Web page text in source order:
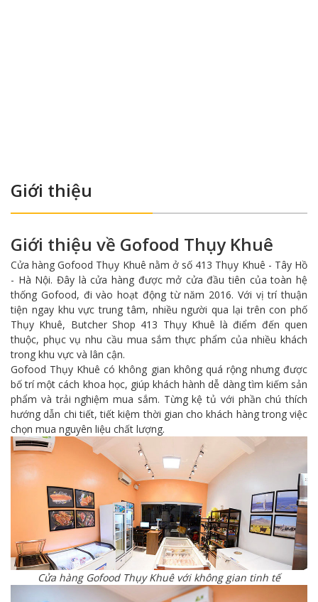
0899 583 699
Số 10, dãy B1, Phố Nguyễn Cảnh Dị, Phường Định
Công, Hà Nội
0898 592 699
GOFOOD NGUYỄN TUÂN
123 Nguyễn Tuân, Phường Thanh Xuân, Hà Nội
0355 128 456
GOFOOD SÀI ĐỒNG
101 Sài Đồng, Phường Phúc Lợi, Hà Nội
0961 684 696
GOFOOD VINHOMES SMART CITY
CH18 - Tòa I1, Imperia Smart City, Phường Tây Mỗ, Hà
0867 945 099
GOFOOD NGỌC LÂM
Chân cầu vượt Nguyễn Thế Rục - Hồng Tiến
Giới thiệu
Giới thiệu về Gofood Thụy Khuê
Cửa hàng Gofood Thụy Khuê nằm ở số 413 Thụy Khuê - Tây Hồ
- Hà Nội. Đây là cửa hàng được mở cửa đầu tiên của toàn hệ
thống Gofood, đi vào hoạt động từ năm 2016. Với vị trí thuận
tiện ngay khu vực trung tâm, nhiều người qua lại trên con phố
Thụy Khuê, Butcher Shop 413 Thụy Khuê là điểm đến quen
thuộc, phục vụ nhu cầu mua sắm thực phẩm của nhiều khách
trong khu vực và lân cận.
Gofood Thụy Khuê có không gian không quá rộng nhưng được
bố trí một cách khoa học, giúp khách hành dễ dàng tìm kiếm sản
phẩm và trải nghiệm mua sắm. Từng kệ tủ với phần chú thích
hướng dẫn chi tiết, tiết kiệm thời gian cho khách hàng trong việc
chọn mua nguyên liệu chất lượng.
Cửa hàng Gofood Thụy Khuê với không gian tinh tế